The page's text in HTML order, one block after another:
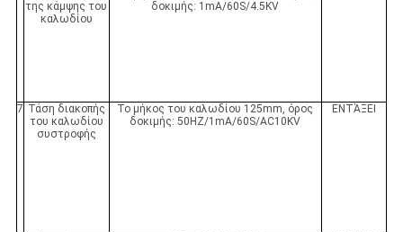
της κάμψης του
καλωδίου
δοκιμής: 1mA/60S/4.5KV
7 Τάση διακοπής
του καλωδίου
συστροφής
Το μήκος του καλωδίου 125mm, όρος
δοκιμής: 50HZ/1mA/60S/AC10KV
ΕΝΤΆΞΕΙ